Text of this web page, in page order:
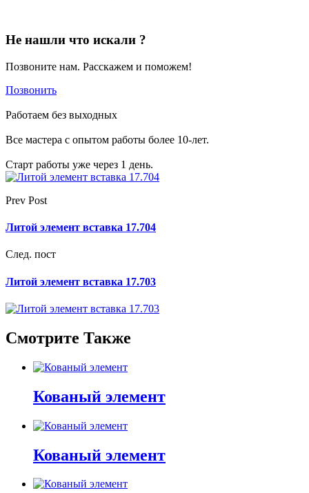
Не нашли что искали ?
Позвоните нам. Расскажем и поможем!
Позвонить
Работаем без выходных
Все мастера с опытом работы более 10-лет.
Старт работы уже через 1 день.
Prev Post
Литой элемент вставка 17.704
След. пост
Литой элемент вставка 17.703
Смотрите Также
Кованый элемент
Кованый элемент